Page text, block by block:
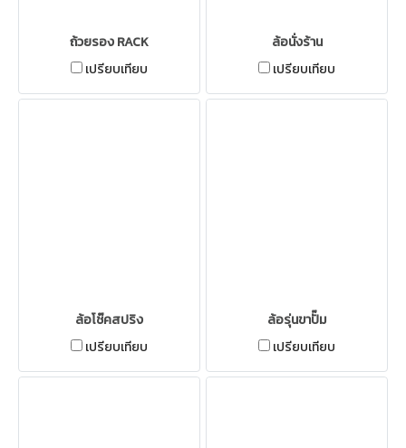
ถ้วยรอง RACK
เปรียบเทียบ
ล้อนั่งร้าน
เปรียบเทียบ
ล้อโช๊คสปริง
เปรียบเทียบ
ล้อรุ่นขาปั๊ม
เปรียบเทียบ